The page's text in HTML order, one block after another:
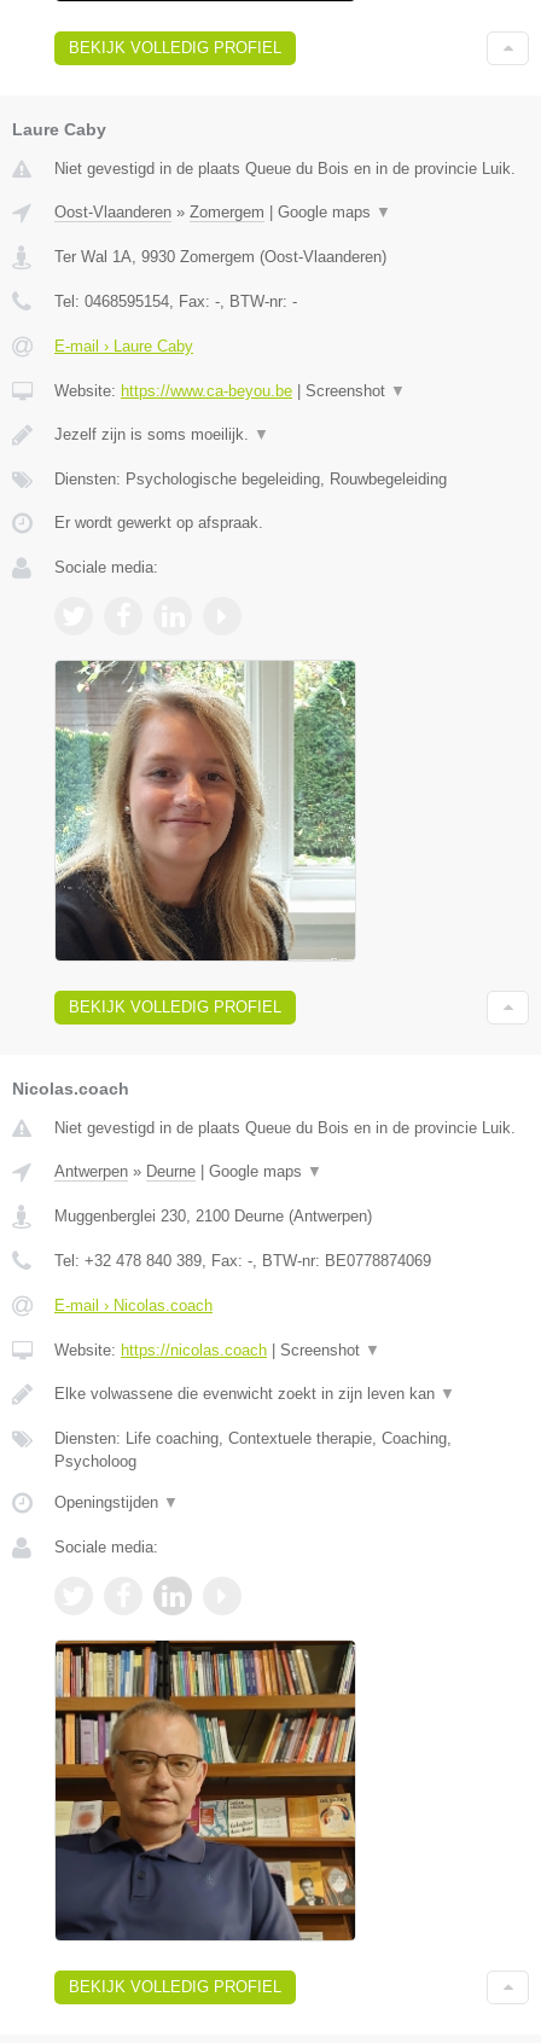
BEKIJK VOLLEDIG PROFIEL
Laure Caby
Niet gevestigd in de plaats Queue du Bois en in de provincie Luik.
Oost-Vlaanderen » Zomergem Google maps ▼
Ter Wal 1A, 9930 Zomergem (Oost-Vlaanderen)
Tel: 0468595154, Fax: -, BTW-nr: -
E-mail › Laure Caby
Website: https://www.ca-beyou.be Screenshot ▼
Jezelf zijn is soms moeilijk. ▼
Diensten: Psychologische begeleiding, Rouwbegeleiding
Er wordt gewerkt op afspraak.
Sociale media:
BEKIJK VOLLEDIG PROFIEL
Nicolas.coach
Niet gevestigd in de plaats Queue du Bois en in de provincie Luik.
Antwerpen » Deurne Google maps ▼
Muggenberglei 230, 2100 Deurne (Antwerpen)
Tel: +32 478 840 389, Fax: -, BTW-nr: BE0778874069
E-mail › Nicolas.coach
Website: https://nicolas.coach Screenshot ▼
Elke volwassene die evenwicht zoekt in zijn leven kan ▼
Diensten: Life coaching, Contextuele therapie, Coaching,
Psycholoog
Openingstijden ▼
Sociale media:
BEKIJK VOLLEDIG PROFIEL